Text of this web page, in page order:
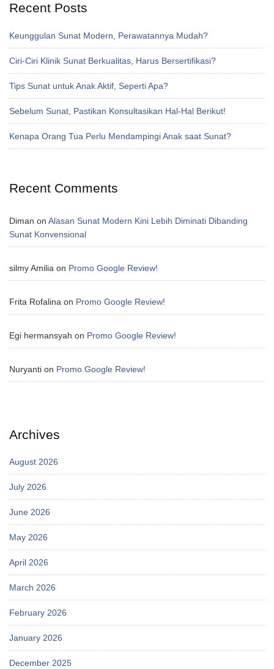
Recent Posts
Keunggulan Sunat Modern, Perawatannya Mudah?
Ciri-Ciri Klinik Sunat Berkualitas, Harus Bersertifikasi?
Tips Sunat untuk Anak Aktif, Seperti Apa?
Sebelum Sunat, Pastikan Konsultasikan Hal-Hal Berikut!
Kenapa Orang Tua Perlu Mendampingi Anak saat Sunat?
Recent Comments
Diman on Alasan Sunat Modern Kini Lebih Diminati Dibanding
Sunat Konvensional
silmy Amilia on Promo Google Review!
Frita Rofalina on Promo Google Review!
Egi hermansyah on Promo Google Review!
Nuryanti on Promo Google Review!
Archives
August 2026
July 2026
June 2026
May 2026
April 2026
March 2026
February 2026
January 2026
December 2025